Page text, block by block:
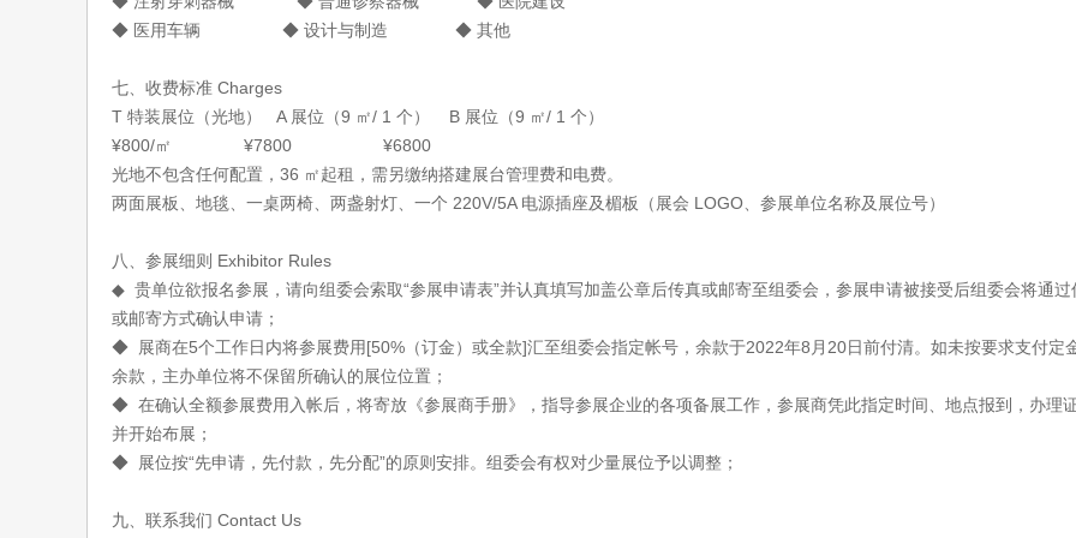
◆ 医用车辆 ◆ 设计与制造 ◆ 其他
七、收费标准 Charges
T 特装展位（光地） A 展位（9 ㎡/ 1 个） B 展位（9 ㎡/ 1 个）
¥800/㎡ ¥7800 ¥6800
光地不包含任何配置，36 ㎡起租，需另缴纳搭建展台管理费和电费。
两面展板、地毯、一桌两椅、两盏射灯、一个 220V/5A 电源插座及楣板（展会 LOGO、参展单位名称及展位号）
八、参展细则 Exhibitor Rules
◆ 贵单位欲报名参展，请向组委会索取“参展申请表”并认真填写加盖公章后传真或邮寄至组委会，参展申请被接受后组委会将通过
或邮寄方式确认申请；
◆ 展商在5个工作日内将参展费用[50%（订金）或全款]汇至组委会指定帐号，余款于2022年8月20日前付清。如未按要求支付定
余款，主办单位将不保留所确认的展位位置；
◆ 在确认全额参展费用入帐后，将寄放《参展商手册》，指导参展企业的各项备展工作，参展商凭此指定时间、地点报到，办理
并开始布展；
◆ 展位按“先申请，先付款，先分配”的原则安排。组委会有权对少量展位予以调整；
九、联系我们 Contact Us